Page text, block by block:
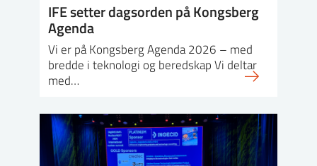
IFE setter dagsorden på Kongsberg
Agenda
Vi er på Kongsberg Agenda 2026 – med
bredde i teknologi og beredskap Vi deltar
med…